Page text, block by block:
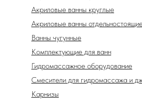
Акриловые ванны
Акриловые ванны круглые
Ванны чугунные
Комплектующие для ванн
Гидромассажное оборудование
Смесители для гидромассажа и
Карнизы